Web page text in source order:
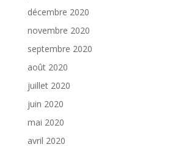
décembre 2020
novembre 2020
septembre 2020
août 2020
juillet 2020
juin 2020
mai 2020
avril 2020